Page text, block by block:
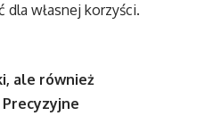
własnej korzyści.
ale również